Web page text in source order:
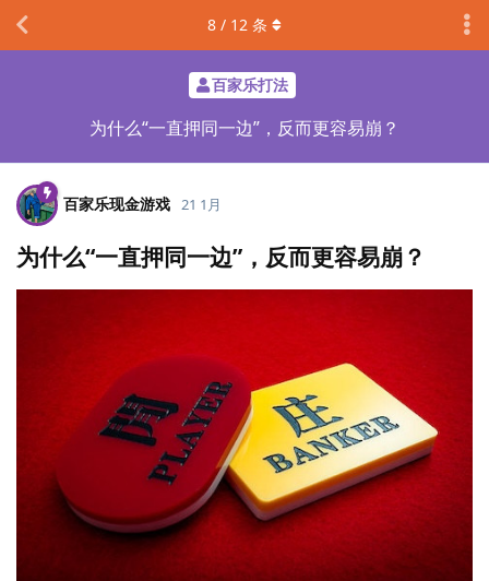
百家乐打法
为什么“一直押同一边”，反而更容易崩？
8 / 12 条
百家乐现金游戏 21 1月
为什么“一直押同一边”，反而更容易崩？